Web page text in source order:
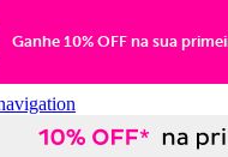
Ganhe 10% OFF na sua